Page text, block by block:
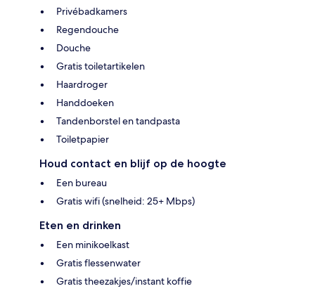
Privébadkamers
Regendouche
Douche
Gratis toiletartikelen
Haardroger
Handdoeken
Tandenborstel en tandpasta
Toiletpapier
Houd contact en blijf op de hoogte
Een bureau
Gratis wifi (snelheid: 25+ Mbps)
Eten en drinken
Een minikoelkast
Gratis flessenwater
Gratis theezakjes/instant koffie